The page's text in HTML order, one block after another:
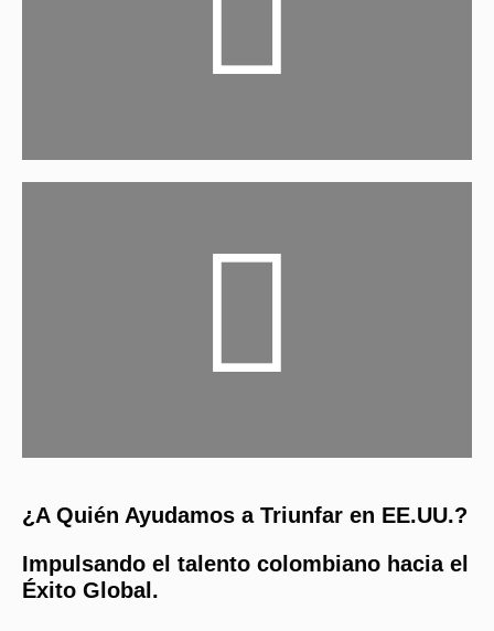
¿A Quién Ayudamos a Triunfar en EE.UU.?
Impulsando el talento colombiano hacia el
Éxito Global.